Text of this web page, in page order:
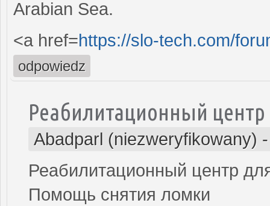
Arabian Sea.
<a href=https://slo-tech.com/
odpowiedz
Реабилитационный
Abadparl (niezweryfikowany)
Реабилитационный центр
Помощь снятия ломки